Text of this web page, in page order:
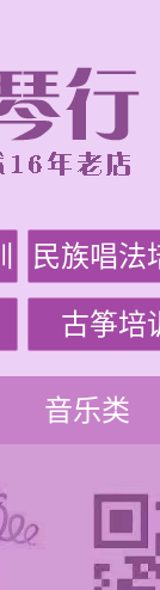
民族唱法
古筝培
音乐类